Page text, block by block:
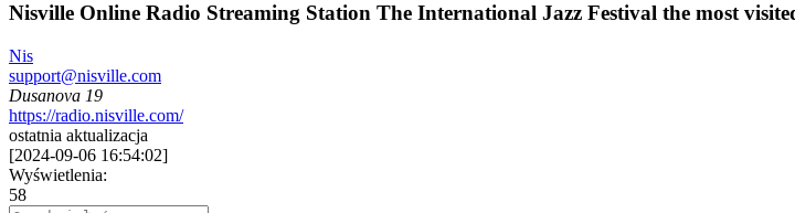
Nisville Online Radio Streaming Station The International Jazz Festival the most
Nis
support@nisville.com
Dusanova 19
https://radio.nisville.com/
ostatnia aktualizacja
[2024-09-06 16:54:02]
Wyświetlenia:
58